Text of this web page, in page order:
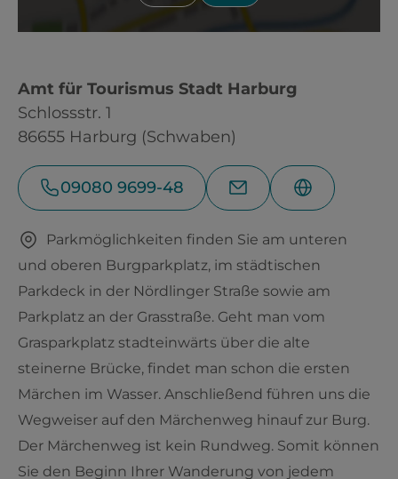
Amt für Tourismus Stadt Harburg
Schlossstr. 1
86655 Harburg (Schwaben)
09080 9699-48
Parkmöglichkeiten finden Sie am unteren
und oberen Burgparkplatz, im städtischen
Parkdeck in der Nördlinger Straße sowie am
Parkplatz an der Grasstraße. Geht man vom
Grasparkplatz stadteinwärts über die alte
steinerne Brücke, findet man schon die ersten
Märchen im Wasser. Anschließend führen uns die
Wegweiser auf den Märchenweg hinauf zur Burg.
Der Märchenweg ist kein Rundweg. Somit können
Sie den Beginn Ihrer Wanderung von jedem